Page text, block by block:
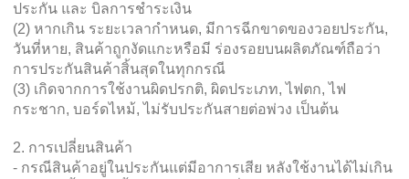
ประกัน และ บิลการชำระเงิน
(2) หากเกิน ระยะเวลากำหนด, มีการฉีกขาดของวอยประกัน,
วันที่หาย, สินค้าถูกงัดแกะหรือมี ร่องรอยบนผลิตภัณฑ์ถือว่า
การประกันสินค้าสิ้นสุดในทุกกรณี
(3) เกิดจากการใช้งานผิดปรกติ, ผิดประเภท, ไฟตก, ไฟ
กระชาก, บอร์ดไหม้, ไม่รับประกันสายต่อพ่วง เป็นต้น
2. การเปลี่ยนสินค้า
- กรณีสินค้าอยู่ในประกันแต่มีอาการเสีย หลังใช้งานได้ไม่เกิน